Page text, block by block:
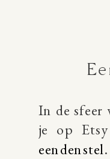
In de sfeer
je op
eendenstel.